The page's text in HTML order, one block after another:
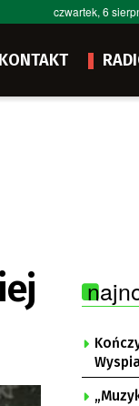
czwartek, 6
KONTAKT